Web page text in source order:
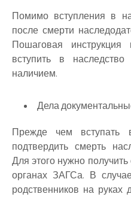
Помимо вступления в
после смерти
Пошаговая инструкция
вступить в
наличием.
Дела
Прежде чем вступать
подтвердить смерть
Для этого нужно
органах ЗАГСа. В
родственников на